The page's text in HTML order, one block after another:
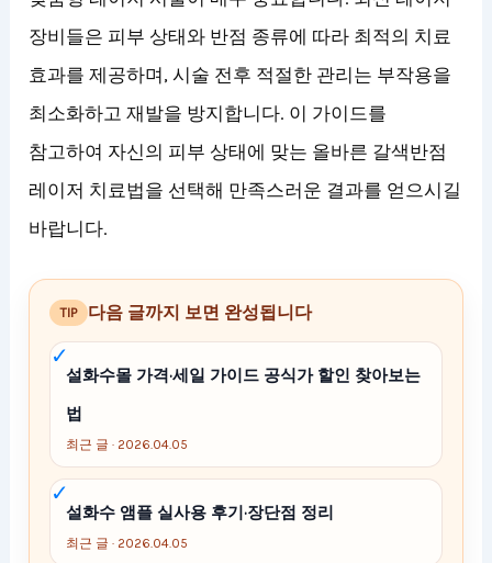
장비들은 피부 상태와 반점 종류에 따라 최적의 치료
효과를 제공하며, 시술 전후 적절한 관리는 부작용을
최소화하고 재발을 방지합니다. 이 가이드를
참고하여 자신의 피부 상태에 맞는 올바른 갈색반점
레이저 치료법을 선택해 만족스러운 결과를 얻으시길
바랍니다.
TIP 다음 글까지 보면 완성됩니다
설화수몰 가격·세일 가이드 공식가 할인 찾아보는
법
최근 글 · 2026.04.05
설화수 앰플 실사용 후기·장단점 정리
최근 글 · 2026.04.05